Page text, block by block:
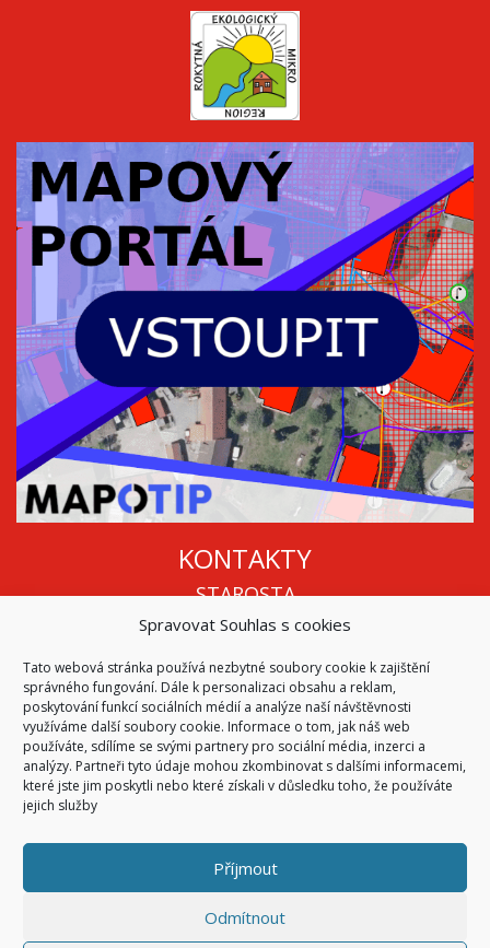
Spravovat Souhlas s cookies
Tato webová stránka používá nezbytné soubory cookie k zajištění
správného fungování. Dále k personalizaci obsahu a reklam,
poskytování funkcí sociálních médií a analýze naší návštěvnosti
využíváme další soubory cookie. Informace o tom, jak náš web
používáte, sdílíme se svými partnery pro sociální média, inzerci a
analýzy. Partneři tyto údaje mohou zkombinovat s dalšími informacemi,
které jste jim poskytli nebo které získali v důsledku toho, že používáte
jejich služby
Příjmout
Odmítnout
KONTAKTY
STAROSTA
Mgr. Roman Vala
info@oukojetice.cz
ÚŘEDNÍ HODINY
Po, St: 15:30 - 16:30
Všechny kontakty | Kde nás najdete
© 2026Obec Kojetice na Moravě
Všechna práva vyhrazena